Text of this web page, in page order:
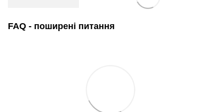
FAQ - поширені питання